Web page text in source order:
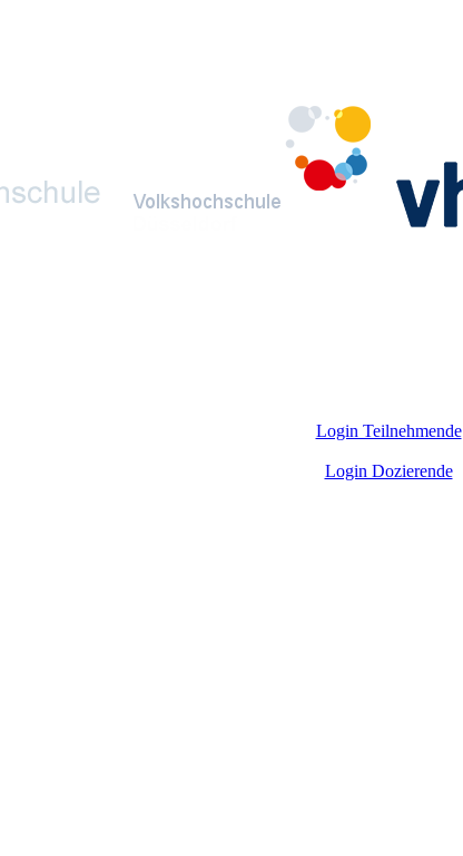
Login Teilnehmende
Login Dozierende